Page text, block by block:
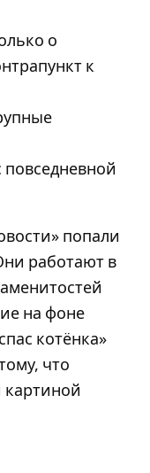
о
к
попали
работают в
на фоне
котёнка»
что
картиной